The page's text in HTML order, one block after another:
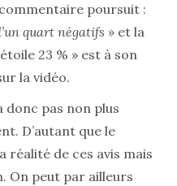
poursuit :
quart négatifs » et la
23 % » est à son
la vidéo.
donc pas non plus
D’autant que le
réalité de ces avis mais
On peut par ailleurs